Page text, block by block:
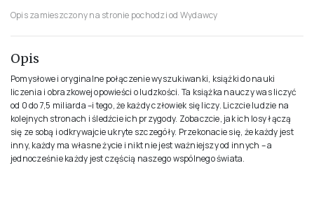
Opis zamieszczony na stronie pochodzi od Wydawcy
Opis
Pomysłowe i oryginalne połączenie wyszukiwanki, książki do nauki
liczenia i obrazkowej opowieści o ludzkości. Ta książka nauczy was liczyć
od 0 do 7,5 miliarda –i tego, że każdy człowiek się liczy. Liczcie ludzie na
kolejnych stronach i śledźcie ich przygody. Zobaczcie, jak ich losy łączą
się ze sobą i odkrywajcie ukryte szczegóły. Przekonacie się, że każdy jest
inny, każdy ma własne życie i nikt nie jest ważniejszy od innych – a
jednocześnie każdy jest częścią naszego wspólnego świata.